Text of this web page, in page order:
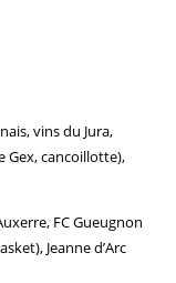
vins du Jura,
Gex, cancoillotte),
FC Gueugnon
Jeanne d’Arc